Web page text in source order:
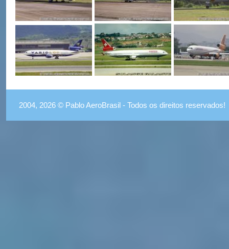
2004, 2026 © Pablo AeroBrasil - Todos os direitos reservados!